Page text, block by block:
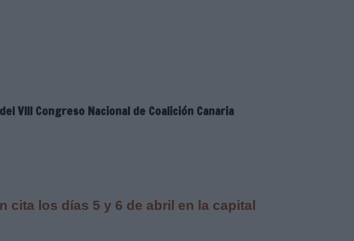
VIII Congreso Nacional de Coalición Canaria
cita los días 5 y 6 de abril en la capital